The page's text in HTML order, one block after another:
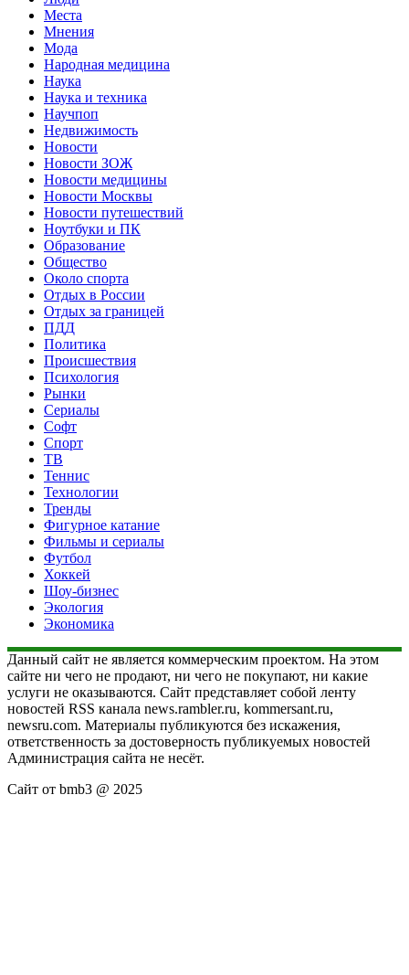
Места
Мнения
Мода
Народная медицина
Наука
Наука и техника
Научпоп
Недвижимость
Новости
Новости ЗОЖ
Новости медицины
Новости Москвы
Новости путешествий
Ноутбуки и ПК
Образование
Общество
Около спорта
Отдых в России
Отдых за границей
ПДД
Политика
Происшествия
Психология
Рынки
Сериалы
Софт
Спорт
ТВ
Теннис
Технологии
Тренды
Фигурное катание
Фильмы и сериалы
Футбол
Хоккей
Шоу-бизнес
Экология
Экономика
Данный сайт не является коммерческим проектом. На этом
сайте ни чего не продают, ни чего не покупают, ни какие
услуги не оказываются. Сайт представляет собой ленту
новостей RSS канала news.rambler.ru, kommersant.ru,
newsru.com. Материалы публикуются без искажения,
ответственность за достоверность публикуемых новостей
Администрация сайта не несёт.
Сайт от bmb3 @ 2025